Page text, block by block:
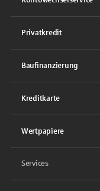
Privatkredit
Baufinanzierung
Kreditkarte
Wertpapiere
Services